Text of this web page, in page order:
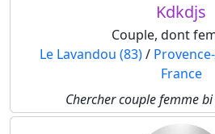
Kdkdjs
Couple, dont
Le Lavandou (83)/
France
Chercher couple femme